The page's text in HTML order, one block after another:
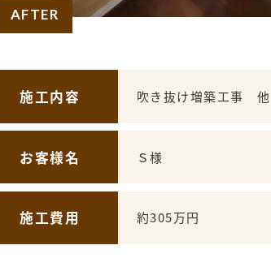
AFTER
施工内容 吹き抜け増築工事 他
お客様名 Ｓ様
施工費用 約305万円